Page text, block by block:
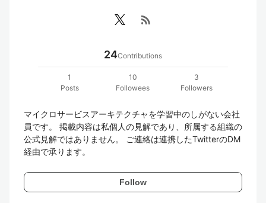
rss_feed
24Contributions
1
Posts
10
Followees
3
Followers
マイクロサービスアーキテクチャを学習中のしがない会社
員です。 掲載内容は私個人の見解であり、所属する組織の
公式見解ではありません。 ご連絡は連携したTwitterのDM
経由で承ります。
Follow